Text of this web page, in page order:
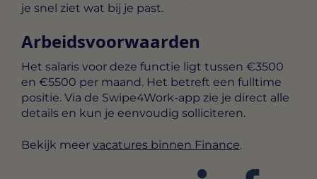
je snel ziet wat bij je past.
Arbeidsvoorwaarden
Het salaris voor deze functie ligt tussen €3500
en €5500 per maand . Het betreft een fulltime
positie. Via de Swipe4Work-app zie je direct alle
details en kun je eenvoudig solliciteren.
Bekijk meer vacatures binnen Finance.